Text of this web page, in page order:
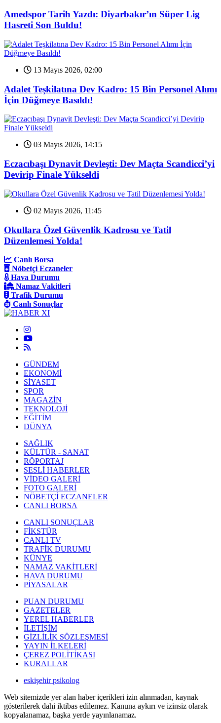
Amedspor Tarih Yazdı: Diyarbakır’ın Süper Lig
Hasreti Son Buldu!
13 Mayıs 2026, 02:00
Adalet Teşkilatına Dev Kadro: 15 Bin Personel Alımı
İçin Düğmeye Basıldı!
03 Mayıs 2026, 14:15
Eczacıbaşı Dynavit Devleşti: Dev Maçta Scandicci’yi
Devirip Finale Yükseldi
02 Mayıs 2026, 11:45
Okullara Özel Güvenlik Kadrosu ve Tatil
Düzenlemesi Yolda!
Canlı Borsa
Nöbetçi Eczaneler
Hava Durumu
Namaz Vakitleri
Trafik Durumu
Canlı Sonuçlar
GÜNDEM
EKONOMİ
SİYASET
SPOR
MAGAZİN
TEKNOLOJİ
EĞİTİM
DÜNYA
SAĞLIK
KÜLTÜR - SANAT
RÖPORTAJ
SESLİ HABERLER
VİDEO GALERİ
FOTO GALERİ
NÖBETÇİ ECZANELER
CANLI BORSA
CANLI SONUÇLAR
FİKSTÜR
CANLI TV
TRAFİK DURUMU
KÜNYE
NAMAZ VAKİTLERİ
HAVA DURUMU
PİYASALAR
PUAN DURUMU
GAZETELER
YEREL HABERLER
İLETİŞİM
GİZLİLİK SÖZLEŞMESİ
YAYIN İLKELERİ
ÇEREZ POLİTİKASI
KURALLAR
eskişehir psikolog
Web sitemizde yer alan haber içerikleri izin alınmadan, kaynak
gösterilerek dahi iktibas edilemez. Kanuna aykırı ve izinsiz olarak
kopyalanamaz, başka yerde yayınlanamaz.